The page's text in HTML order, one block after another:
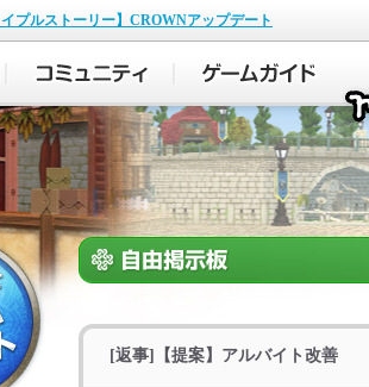
イプルストーリー】CROWNアップデート
[返事]【提案】アルバイト改善